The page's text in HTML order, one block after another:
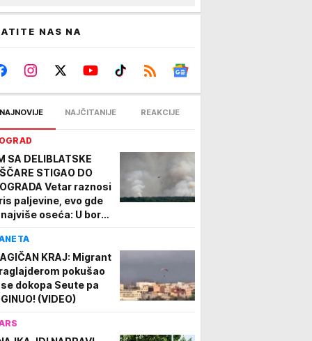
NAS NA
NAJNOVIJE NAJČITANIJE REAKCIJE
SA DELIBLATSKE
STIGAO DO
Vetar raznosi
paljevine, evo gde
oseća: U borbi
i helikopteri
KRAJ: Migrant
pokušao
dokopa Seute pa
(VIDEO)